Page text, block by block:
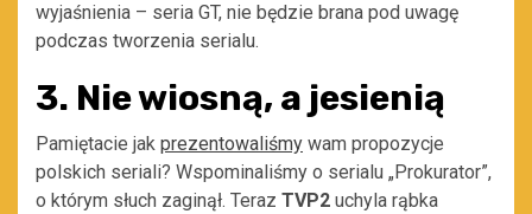
wyjaśnienia – seria GT, nie będzie brana pod uwagę
podczas tworzenia serialu.
3. Nie wiosną, a jesienią
Pamiętacie jak prezentowaliśmy wam propozycje
polskich seriali? Wspominaliśmy o serialu „Prokurator”,
o którym słuch zaginął. Teraz TVP2 uchyla rąbka